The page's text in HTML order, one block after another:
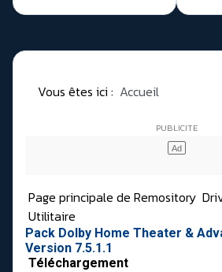
Vous êtes ici : Accueil
Page principale de Remository
Utilitaire
Pack Dolby Home Theater &
Version 7.5.1.1
Téléchargement